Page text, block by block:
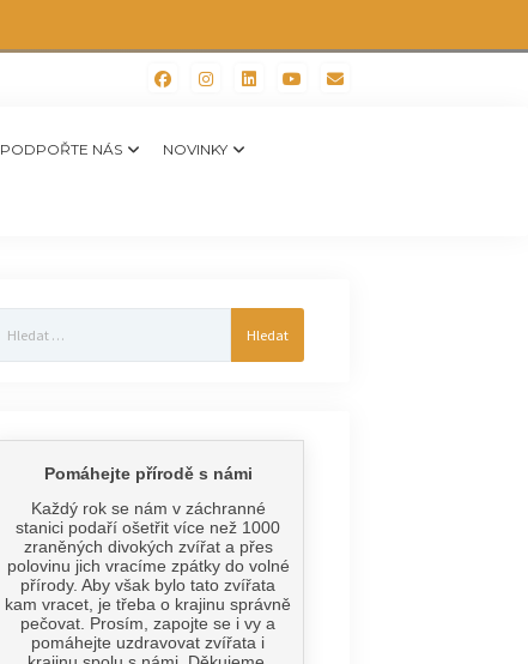
PODPOŘTE NÁS NOVINKY